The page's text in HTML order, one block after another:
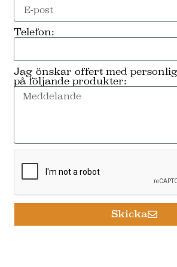
Telefon:
Jag önskar offert med
på följande produkter:
Skicka